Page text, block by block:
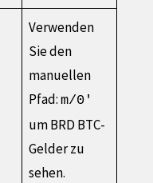
Verwenden
Sie den
manuellen
Pfad:m/0'
um BRD BTC-
Gelder zu
sehen.